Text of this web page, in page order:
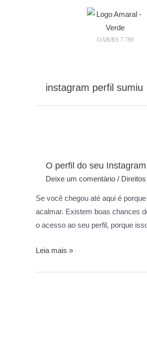
OAB/RS 7.789
instagram perfil sumiu
O perfil do seu
Deixe um comentário /
Se você chegou até aqui é
acalmar. Existem boas chances
o acesso ao seu perfil, porque
Leia mais »